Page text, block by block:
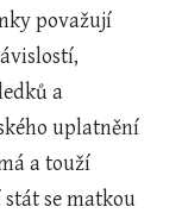
považují
a
uplatnění
a touží
se matkou